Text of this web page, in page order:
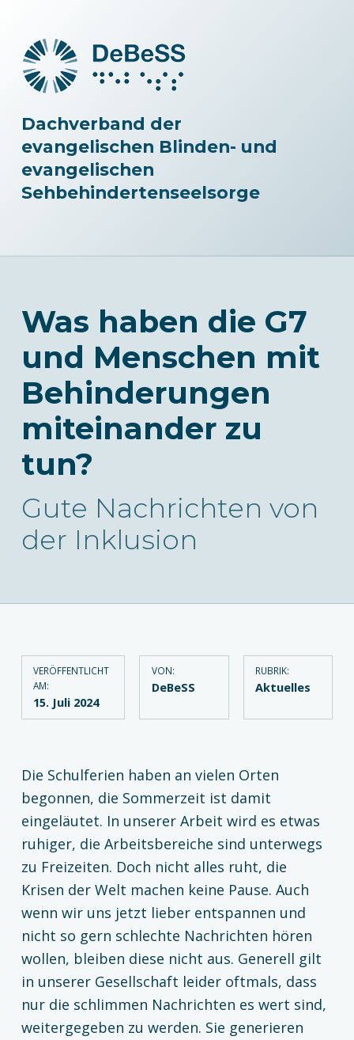
Dachverband der
evangelischen Blinden- und
evangelischen
Sehbehindertenseelsorge
Was haben die G7
und Menschen mit
Behinderungen
miteinander zu
tun?
Gute Nachrichten von
der Inklusion
VERÖFFENTLICHT
AM:
15. Juli 2024
VON:
DeBeSS
RUBRIK:
Aktuelles
Die Schulferien haben an vielen Orten
begonnen, die Sommerzeit ist damit
eingeläutet. In unserer Arbeit wird es etwas
ruhiger, die Arbeitsbereiche sind unterwegs
zu Freizeiten. Doch nicht alles ruht, die
Krisen der Welt machen keine Pause. Auch
wenn wir uns jetzt lieber entspannen und
nicht so gern schlechte Nachrichten hören
wollen, bleiben diese nicht aus. Generell gilt
in unserer Gesellschaft leider oftmals, dass
nur die schlimmen Nachrichten es wert sind,
weitergegeben zu werden. Sie generieren